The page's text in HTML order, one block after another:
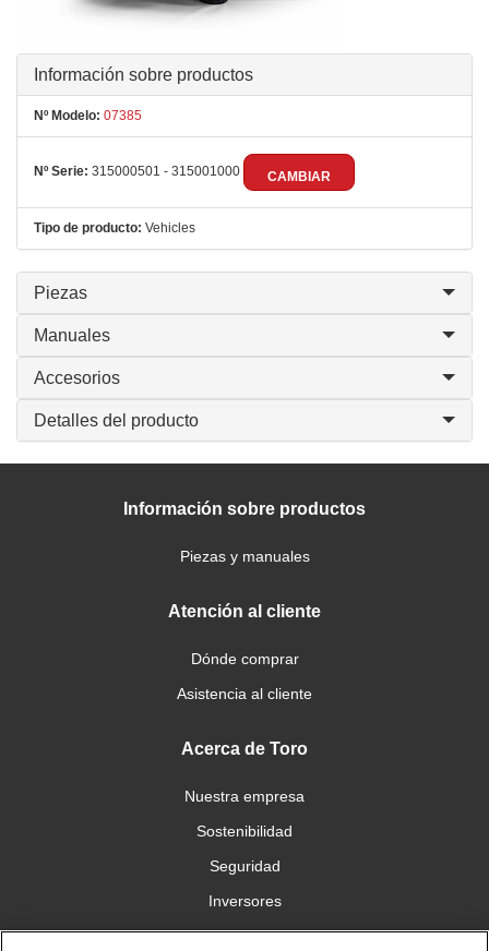
Información sobre productos
Nº Modelo: 07385
Nº Serie: 315000501 - 315001000 CAMBIAR
Tipo de producto: Vehicles
Piezas
Manuales
Accesorios
Detalles del producto
Información sobre productos
Piezas y manuales
Atención al cliente
Dónde comprar
Asistencia al cliente
Acerca de Toro
Nuestra empresa
Sostenibilidad
Seguridad
Inversores
Trabajo